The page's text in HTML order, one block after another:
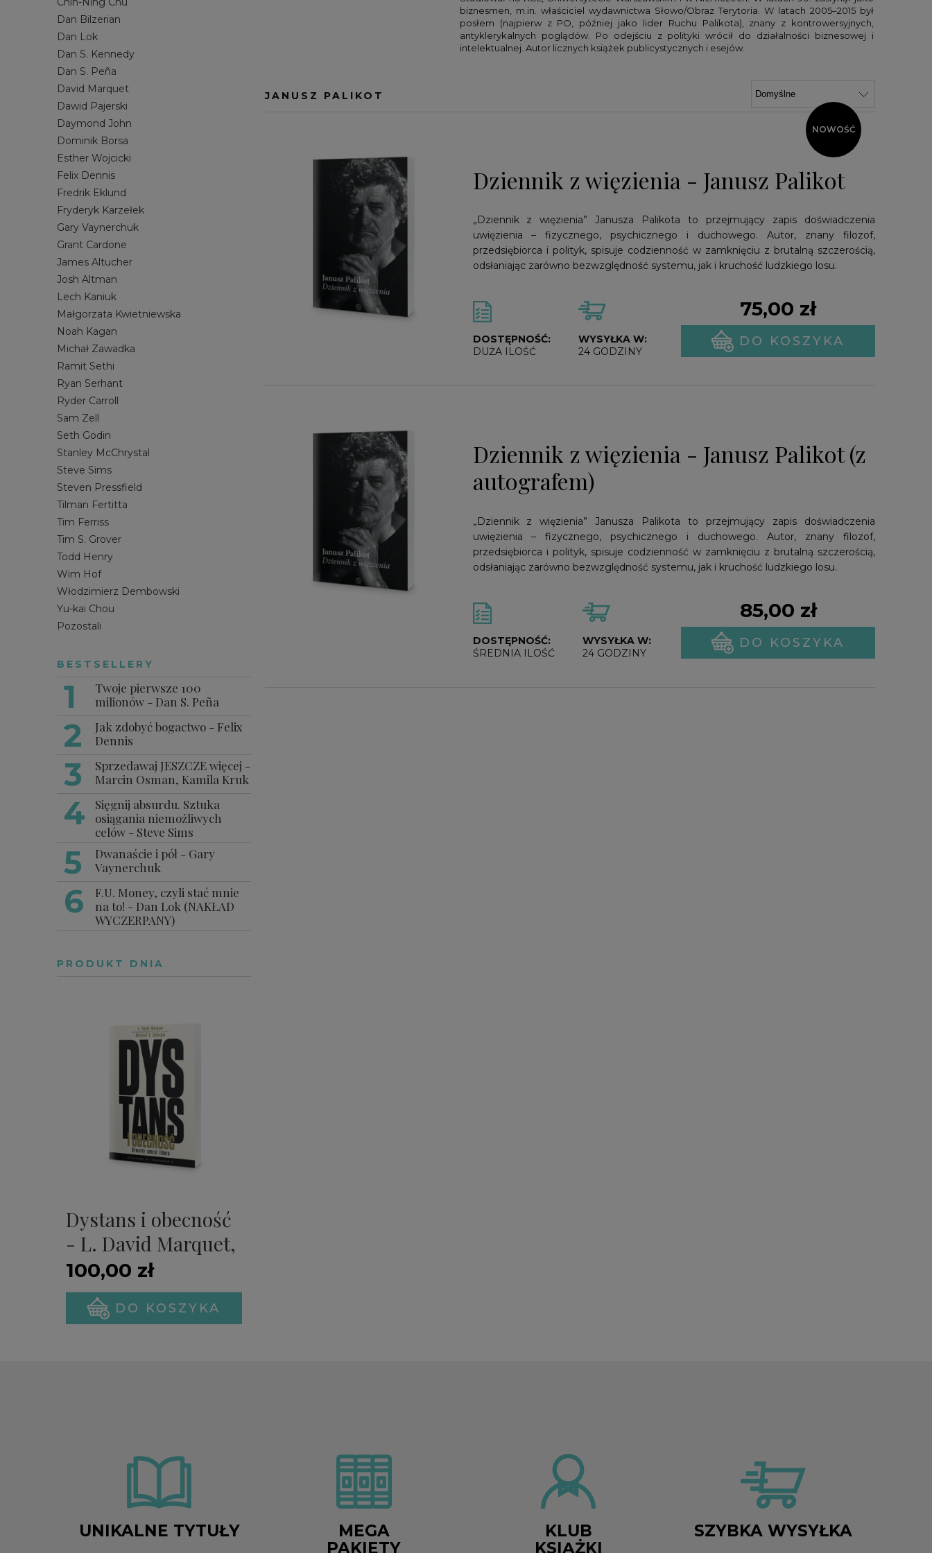
MORSOWANIE
ROZWÓJ I PSYCHOLOGIA
SAMOROZWÓJ
SPRZEDAŻ
ZARZĄDZANIE
JOSH ALTMAN
MAŁGORZATA KWIETNIEWSKA
NOAH KAGAN
RAMIT SETHI
RYAN SERHANT
SETH GODIN
STEVEN PRESSFIELD
TIM S. GROVER
WŁODZIMIERZ DEMBOWSKI
Dan Bilzerian
Dan Lok
Dan S. Kennedy
Dan S. Peña
David Marquet
Dawid Pajerski
Daymond John
Dominik Borsa
Esther Wojcicki
Felix Dennis
Fredrik Eklund
Fryderyk Karzełek
Gary Vaynerchuk
Grant Cardone
James Altucher
Josh Altman
Lech Kaniuk
Małgorzata Kwietniewska
Noah Kagan
Michał Zawadka
Ramit Sethi
Ryan Serhant
Ryder Carroll
Sam Zell
Seth Godin
Stanley McChrystal
Steve Sims
Steven Pressfield
Tilman Fertitta
Tim Ferriss
Tim S. Grover
Todd Henry
Wim Hof
Włodzimierz Dembowski
Yu-kai Chou
Pozostali
BESTSELLERY
Twoje pierwsze 100
milionów - Dan S. Peña
Jak zdobyć bogactwo - Felix
Dennis
Sprzedawaj JESZCZE więcej -
Marcin Osman, Kamila Kruk
Sięgnij absurdu. Sztuka
osiągania niemożliwych
celów - Steve Sims
Dwanaście i pół - Gary
Vaynerchuk
F.U. Money, czyli stać mnie
na to! - Dan Lok (NAKŁAD
WYCZERPANY)
PRODUKT DNIA
Dystans i obecność
- L. David Marquet,
Michael A. Gillespie
(PREMIERA)
100,00 zł
DO KOSZYKA
biznesmen, m.in. właściciel wydawnictwa Słowo/Obraz Terytoria. W latach 2005–2015 był
posłem (najpierw z PO, później jako lider Ruchu Palikota), znany z kontrowersyjnych,
antyklerykalnych poglądów. Po odejściu z polityki wrócił do działalności biznesowej i
intelektualnej. Autor licznych książek publicystycznych i esejów.
JANUSZ PALIKOT
Dziennik z więzienia - Janusz Palikot
„Dziennik z więzienia” Janusza Palikota to przejmujący zapis doświadczenia
uwięzienia – fizycznego, psychicznego i duchowego. Autor, znany filozof,
przedsiębiorca i polityk, spisuje codzienność w zamknięciu z brutalną szczerością,
odsłaniając zarówno bezwzględność systemu, jak i kruchość ludzkiego losu.
DOSTĘPNOŚĆ:
DUŻA ILOŚĆ
WYSYŁKA W:
24 GODZINY
75,00 zł
DO KOSZYKA
NOWOŚĆ
Dziennik z więzienia - Janusz Palikot (z
autografem)
„Dziennik z więzienia” Janusza Palikota to przejmujący zapis doświadczenia
uwięzienia – fizycznego, psychicznego i duchowego. Autor, znany filozof,
przedsiębiorca i polityk, spisuje codzienność w zamknięciu z brutalną szczerością,
odsłaniając zarówno bezwzględność systemu, jak i kruchość ludzkiego losu.
DOSTĘPNOŚĆ:
ŚREDNIA ILOŚĆ
WYSYŁKA W:
24 GODZINY
85,00 zł
DO KOSZYKA
UNIKALNE TYTUŁY
MEGA
PAKIETY
KLUB
KSIĄŻKI
SZYBKA WYSYŁKA